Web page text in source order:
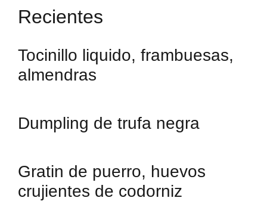
Recientes
Tocinillo liquido, frambuesas,
almendras
Dumpling de trufa negra
Gratin de puerro, huevos
crujientes de codorniz